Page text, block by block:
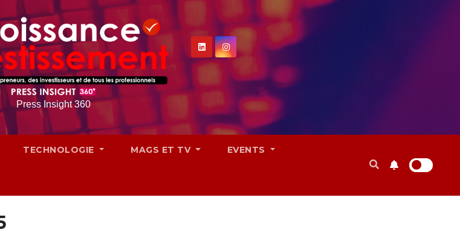
Press Insight 360
TECHNOLOGIE MAGS ET TV EVENTS